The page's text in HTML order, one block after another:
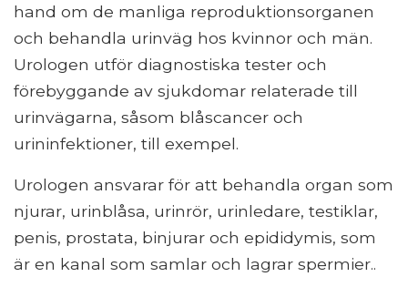
hand om de manliga reproduktionsorganen
och behandla urinväg hos kvinnor och män.
Urologen utför diagnostiska tester och
förebyggande av sjukdomar relaterade till
urinvägarna, såsom blåscancer och
urininfektioner, till exempel.
Urologen ansvarar för att behandla organ som
njurar, urinblåsa, urinrör, urinledare, testiklar,
penis, prostata, binjurar och epididymis, som
är en kanal som samlar och lagrar spermier..